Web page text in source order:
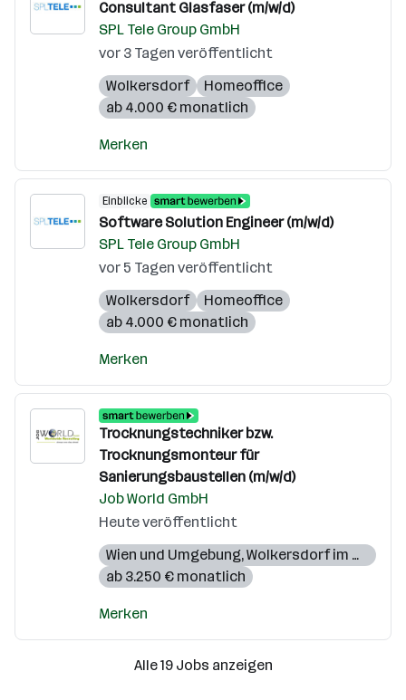
Consultant Glasfaser (m/w/d)
SPL Tele Group GmbH
vor 3 Tagen veröffentlicht
Wolkersdorf
Homeoffice
ab 4.000 € monatlich
Merken
Einblicke
Software Solution Engineer (m/w/d)
SPL Tele Group GmbH
vor 5 Tagen veröffentlicht
Wolkersdorf
Homeoffice
ab 4.000 € monatlich
Merken
Trocknungstechniker bzw.
Trocknungsmonteur für
Sanierungsbaustellen (m/w/d)
Job World GmbH
Heute veröffentlicht
Wien und Umgebung,Wolkersdorf im Weinviertel
ab 3.250 € monatlich
Merken
Alle 19 Jobs anzeigen